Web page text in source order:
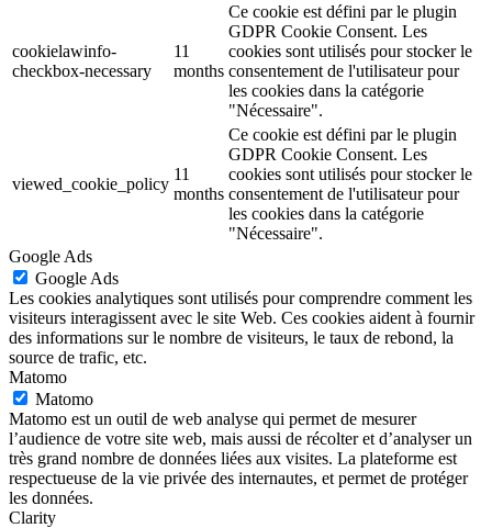
cookielawinfo-
checkbox-necessary
11
months
Ce cookie est défini par le plugin
GDPR Cookie Consent. Les
cookies sont utilisés pour stocker le
consentement de l'utilisateur pour
les cookies dans la catégorie
"Nécessaire".
viewed_cookie_policy
11
months
Ce cookie est défini par le plugin
GDPR Cookie Consent. Les
cookies sont utilisés pour stocker le
consentement de l'utilisateur pour
les cookies dans la catégorie
"Nécessaire".
Google Ads
Google Ads
Les cookies analytiques sont utilisés pour comprendre comment les
visiteurs interagissent avec le site Web. Ces cookies aident à fournir
des informations sur le nombre de visiteurs, le taux de rebond, la
source de trafic, etc.
Matomo
Matomo
Matomo est un outil de web analyse qui permet de mesurer
l’audience de votre site web, mais aussi de récolter et d’analyser un
très grand nombre de données liées aux visites. La plateforme est
respectueuse de la vie privée des internautes, et permet de protéger
les données.
Clarity